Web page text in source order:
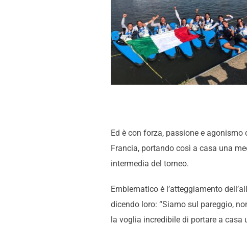
Ed è con forza, passione e
Francia, portando così a casa una
intermedia del torneo.
Emblematico è l’atteggiamento
dicendo loro: “Siamo sul pareggio,
la voglia incredibile di portare a casa